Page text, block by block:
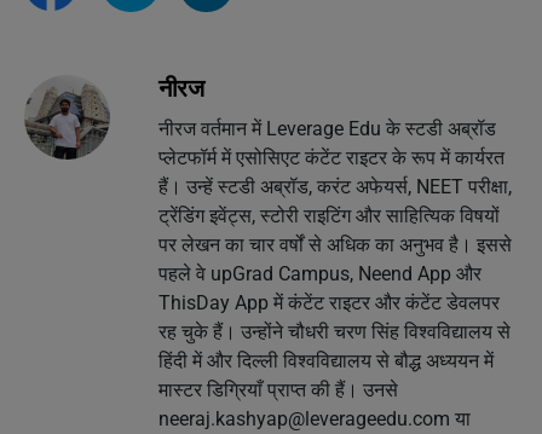
नीरज
नीरज वर्तमान में Leverage Edu के स्टडी अब्रॉड
प्लेटफॉर्म में एसोसिएट कंटेंट राइटर के रूप में कार्यरत
हैं। उन्हें स्टडी अब्रॉड, करंट अफेयर्स, NEET परीक्षा,
ट्रेंडिंग इवेंट्स, स्टोरी राइटिंग और साहित्यिक विषयों
पर लेखन का चार वर्षों से अधिक का अनुभव है। इससे
पहले वे upGrad Campus, Neend App और
ThisDay App में कंटेंट राइटर और कंटेंट डेवलपर
रह चुके हैं। उन्होंने चौधरी चरण सिंह विश्वविद्यालय से
हिंदी में और दिल्ली विश्वविद्यालय से बौद्ध अध्ययन में
मास्टर डिग्रियाँ प्राप्त की हैं। उनसे
neeraj.kashyap@leverageedu.com या